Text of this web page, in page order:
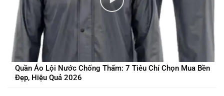
Quần Áo Lội Nước Chống Thấm: 7 Tiêu Chí Chọn Mua Bền
Đẹp, Hiệu Quả 2026